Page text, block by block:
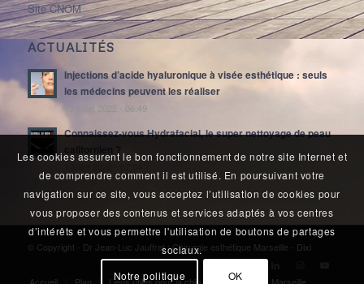
Site CNOM
ACTUALITÉS
Injections d’acide hyaluronique à visée esthétique : seuls
les médecins peuvent les réaliser
13 juillet 2022 - 06:49
Connaissez-vous Hydrafacial, le super nettoyage de peau
californien ?
© Copyright - Dr Jean-Luc Jauffret : Chirurgie esthétique Marseille - Dixi
Les cookies assurent le bon fonctionnement de notre site Internet et
de comprendre comment il est utilisé. En poursuivant votre
navigation sur ce site, vous acceptez l’utilisation de cookies pour
vous proposer des contenus et services adaptés à vos centres
d’intérêts et vous permettre l'utilisation de boutons de partages
sociaux.
Notre politique
OK